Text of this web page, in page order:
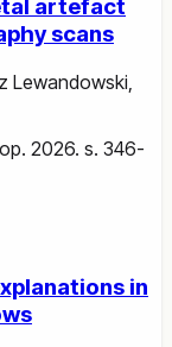
artefact
scans
Lewandowski,
2026. s. 346-
in